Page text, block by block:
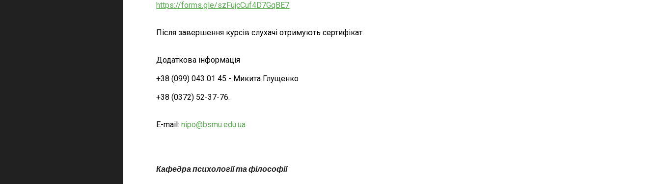
https://forms.gle/szFujcCuf4D7GqBE7
Після завершення курсів слухачі отримують сертифікат.
Додаткова інформація
+38 (099) 043 01 45 - Микита Глущенко
+38 (0372) 52-37-76.
Е-mail:nipo@bsmu.edu.ua
Кафедра психології та філософії